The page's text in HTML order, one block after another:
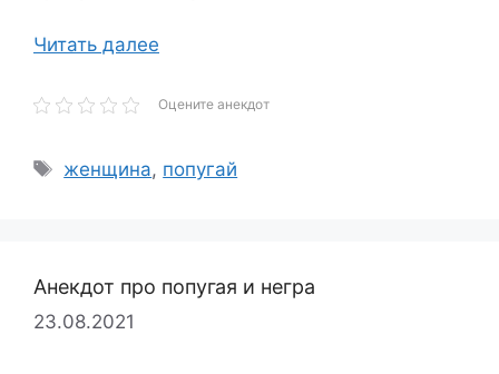
Читать далее
Оцените анекдот
Метки
женщина, попугай
Анекдот про попугая и негра
23.08.2021